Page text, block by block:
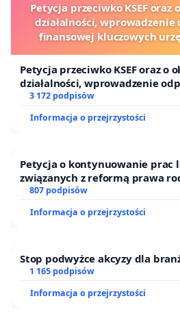
Petycja przeciwko KSEF oraz
działalności,
finansowej kluczowych
Petycja przeciwko KSEF oraz o
działalności, wprowadzenie
finansowej kluczowych
3 172 podpisów
Informacja o przejrzystości
Petycja o kontynuowanie prac
związanych z reformą prawa
807 podpisów
Informacja o przejrzystości
Stop podwyżce akcyzy dla
1 165 podpisów
Informacja o przejrzystości